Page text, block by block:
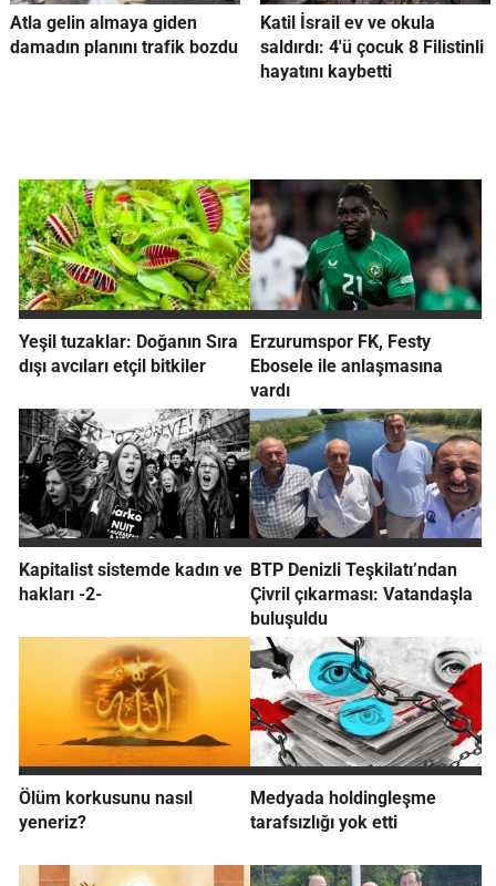
Atla gelin almaya giden
damadın planını trafik bozdu
Katil İsrail ev ve okula
saldırdı: 4'ü çocuk 8 Filistinli
hayatını kaybetti
Yeşil tuzaklar: Doğanın Sıra
dışı avcıları etçil bitkiler
Erzurumspor FK, Festy
Ebosele ile anlaşmasına
vardı
Kapitalist sistemde kadın ve
hakları -2-
BTP Denizli Teşkilatı’ndan
Çivril çıkarması: Vatandaşla
buluşuldu
Ölüm korkusunu nasıl
yeneriz?
Medyada holdingleşme
tarafsızlığı yok etti